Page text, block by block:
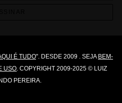
É TUDO". DESDE 2009 . SEJA BEM-
USO. COPYRIGHT 2009-2025 © LUIZ
PEREIRA.